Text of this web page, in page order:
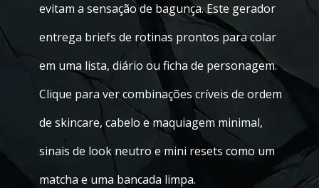
evitam a sensação de bagunça. Este gerador
entrega briefs de rotinas prontos para colar
em uma lista, diário ou ficha de personagem.
Clique para ver combinações críveis de ordem
de skincare, cabelo e maquiagem minimal,
sinais de look neutro e mini resets como um
matcha e uma bancada limpa.